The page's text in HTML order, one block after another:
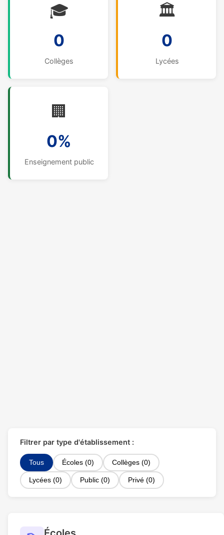
🎓
0
Collèges
🏛️
0
Lycées
🏢
0%
Enseignement public
Filtrer par type d'établissement :
Tous Écoles (0) Collèges (0)
Lycées (0) Public (0) Privé (0)